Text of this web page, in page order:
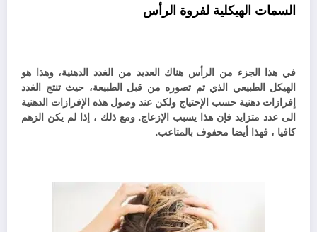
السمات الهيكلية لفروة الرأس
في هذا الجزء من الرأس هناك العديد من الغدد الدهنية، وهذا هو
الهيكل الطبيعي الذي تم تصوره من قبل الطبيعة، حيث تنتج الغدد
إفرازات دهنية حسب الإحتياج ولكن عند وصول هذه الإفرازات الدهنية
الى عدد متزايد فإن هذا يسبب الإزعاج. ومع ذلك ، إذا لم يكن الزهم
كافيا ، فهذا أيضا محفوف بالمتاعب.